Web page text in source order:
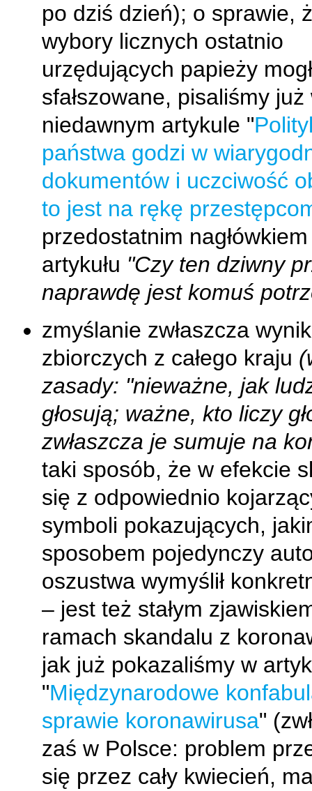
po dziś dzień); o sprawie,
wybory licznych ostatnio
urzędujących papieży
sfałszowane, pisaliśmy już
niedawnym artykule "
państwa godzi w
dokumentów i uczciwość
to jest na rękę
przedostatnim
artykułu "Czy ten dziwny
naprawdę jest komuś
zmyślanie zwłaszcza
zbiorczych z całego kraju
zasady: "nieważne, jak
głosują; ważne, kto liczy
zwłaszcza je sumuje na
taki sposób, że w efekcie
się z odpowiednio
symboli pokazujących,
sposobem pojedynczy
oszustwa wymyślił
– jest też stałym
ramach skandalu z
jak już pokazaliśmy w
"Międzynarodowe
sprawie koronawirusa"
zaś w Polsce: problem
się przez cały kwiecień,